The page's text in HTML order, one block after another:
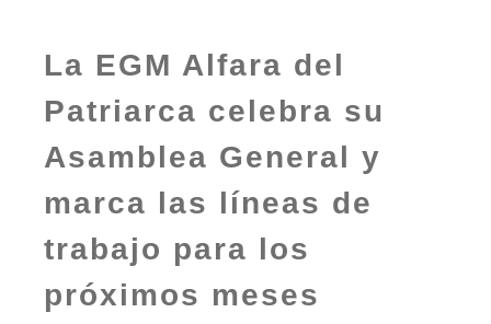
La EGM Alfara del
Patriarca celebra su
Asamblea General y
marca las líneas de
trabajo para los
próximos meses